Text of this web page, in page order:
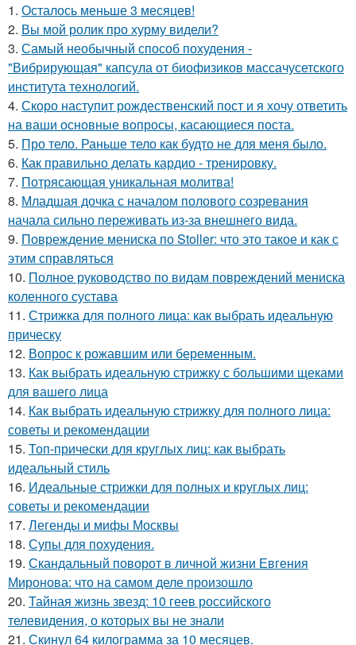
1. Осталось меньше 3 месяцев!
2. Вы мой ролик про хурму видели?
3. Самый необычный способ похудения -
"Вибрирующая" капсула от биофизиков массачусетского
института технологий.
4. Скоро наступит рождественский пост и я хочу ответить
на ваши основные вопросы, касающиеся поста.
5. Про тело. Раньше тело как будто не для меня было.
6. Как правильно делать кардио - тренировку.
7. Потрясающая уникальная молитва!
8. Младшая дочка с началом полового созревания
начала сильно переживать из-за внешнего вида.
9. Повреждение мениска по Stoller: что это такое и как с
этим справляться
10. Полное руководство по видам повреждений мениска
коленного сустава
11. Стрижка для полного лица: как выбрать идеальную
прическу
12. Вопрос к рожавшим или беременным.
13. Как выбрать идеальную стрижку с большими щеками
для вашего лица
14. Как выбрать идеальную стрижку для полного лица:
советы и рекомендации
15. Топ-прически для круглых лиц: как выбрать
идеальный стиль
16. Идеальные стрижки для полных и круглых лиц:
советы и рекомендации
17. Легенды и мифы Москвы
18. Супы для похудения.
19. Скандальный поворот в личной жизни Евгения
Миронова: что на самом деле произошло
20. Тайная жизнь звезд: 10 геев российского
телевидения, о которых вы не знали
21. Скинул 64 килограмма за 10 месяцев.